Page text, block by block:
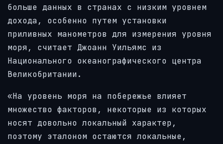
больше данных в странах с низким уровнем
дохода, особенно путем установки
приливных манометров для измерения уровня
моря, считает Джоанн Уильямс из
Национального океанографического центра
Великобритании.
«На уровень моря на побережье влияет
множество факторов, некоторые из которых
носят довольно локальный характер,
поэтому эталоном остаются локальные,